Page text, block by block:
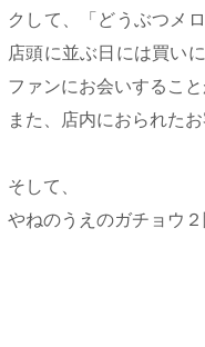
クして、「どうぶつメ
店頭に並ぶ日には買い
ファンにお会いするこ
また、店内におられた
そして、
やねのうえのガチョウ